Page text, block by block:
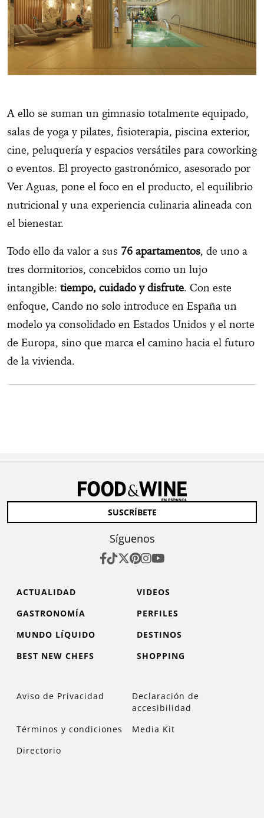
A ello se suman un gimnasio totalmente equipado,
salas de yoga y pilates, fisioterapia, piscina exterior,
cine, peluquería y espacios versátiles para coworking
o eventos. El proyecto gastronómico, asesorado por
Ver Aguas, pone el foco en el producto, el equilibrio
nutricional y una experiencia culinaria alineada con
el bienestar.
Todo ello da valor a sus 76 apartamentos, de uno a
tres dormitorios, concebidos como un lujo
intangible: tiempo, cuidado y disfrute. Con este
enfoque, Cando no solo introduce en España un
modelo ya consolidado en Estados Unidos y el norte
de Europa, sino que marca el camino hacia el futuro
de la vivienda.
SUSCRÍBETE
Síguenos
ACTUALIDAD
VIDEOS
GASTRONOMÍA
PERFILES
MUNDO LÍQUIDO
DESTINOS
BEST NEW CHEFS
SHOPPING
Aviso de Privacidad
Declaración de
accesibilidad
Términos y condiciones
Media Kit
Directorio